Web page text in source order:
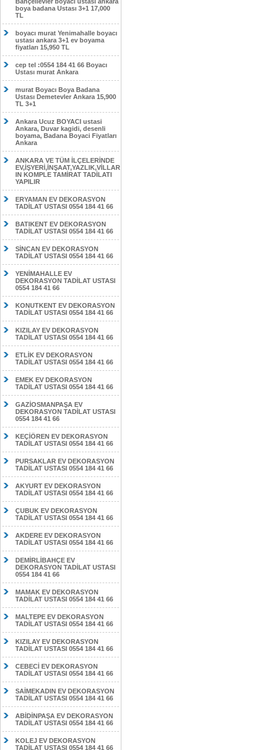
boya badana Ustası 3+1 17,000
TL
boyacı murat Yenimahalle boyacı
ustası ankara 3+1 ev boyama
fiyatları 15,950 TL
cep tel :0554 184 41 66 Boyacı
Ustası murat Ankara
murat Boyacı Boya Badana
Ustası Demetevler Ankara 15,900
TL 3+1
Ankara Ucuz BOYACI ustasi
Ankara, Duvar kagidi, desenli
boyama, Badana Boyaci Fiyatları
Ankara
ANKARA VE TÜM İLÇELERİNDE
EV,İŞYERİ,İNŞAAT,YAZLIK,VİLLAR
IN KOMPLE TAMİRAT TADİLATI
YAPILIR
ERYAMAN EV DEKORASYON
TADİLAT USTASI 0554 184 41 66
BATIKENT EV DEKORASYON
TADİLAT USTASI 0554 184 41 66
SİNCAN EV DEKORASYON
TADİLAT USTASI 0554 184 41 66
YENİMAHALLE EV
DEKORASYON TADİLAT USTASI
0554 184 41 66
KONUTKENT EV DEKORASYON
TADİLAT USTASI 0554 184 41 66
KIZILAY EV DEKORASYON
TADİLAT USTASI 0554 184 41 66
ETLİK EV DEKORASYON
TADİLAT USTASI 0554 184 41 66
EMEK EV DEKORASYON
TADİLAT USTASI 0554 184 41 66
GAZİOSMANPAŞA EV
DEKORASYON TADİLAT USTASI
0554 184 41 66
KEÇİÖREN EV DEKORASYON
TADİLAT USTASI 0554 184 41 66
PURSAKLAR EV DEKORASYON
TADİLAT USTASI 0554 184 41 66
AKYURT EV DEKORASYON
TADİLAT USTASI 0554 184 41 66
ÇUBUK EV DEKORASYON
TADİLAT USTASI 0554 184 41 66
AKDERE EV DEKORASYON
TADİLAT USTASI 0554 184 41 66
DEMİRLİBAHÇE EV
DEKORASYON TADİLAT USTASI
0554 184 41 66
MAMAK EV DEKORASYON
TADİLAT USTASI 0554 184 41 66
MALTEPE EV DEKORASYON
TADİLAT USTASI 0554 184 41 66
KIZILAY EV DEKORASYON
TADİLAT USTASI 0554 184 41 66
CEBECİ EV DEKORASYON
TADİLAT USTASI 0554 184 41 66
SAİMEKADIN EV DEKORASYON
TADİLAT USTASI 0554 184 41 66
ABİDİNPAŞA EV DEKORASYON
TADİLAT USTASI 0554 184 41 66
KOLEJ EV DEKORASYON
TADİLAT USTASI 0554 184 41 66